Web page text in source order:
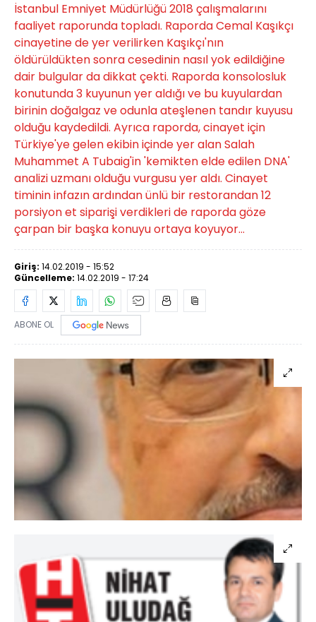
İstanbul Emniyet Müdürlüğü 2018 çalışmalarını
faaliyet raporunda topladı. Raporda Cemal Kaşıkçı
cinayetine de yer verilirken Kaşıkçı'nın
öldürüldükten sonra cesedinin nasıl yok edildiğine
dair bulgular da dikkat çekti. Raporda konsolosluk
konutunda 3 kuyunun yer aldığı ve bu kuyulardan
birinin doğalgaz ve odunla ateşlenen tandır kuyusu
olduğu kaydedildi. Ayrıca raporda, cinayet için
Türkiye'ye gelen ekibin içinde yer alan Salah
Muhammet A Tubaig'in 'kemikten elde edilen DNA'
analizi uzmanı olduğu vurgusu yer aldı. Cinayet
timinin infazın ardından ünlü bir restorandan 12
porsiyon et siparişi verdikleri de raporda göze
çarpan bir başka konuyu ortaya koyuyor...
Giriş: 14.02.2019 - 15:52
Güncelleme: 14.02.2019 - 17:24
ABONE OL